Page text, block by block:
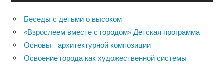
Беседы с детьми о высоком
«Взрослеем вместе с городом» Детская программа
Основы архитектурной композиции
Освоение города как художественной системы